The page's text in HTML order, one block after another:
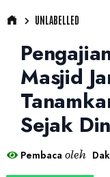
UNLABELLED
Masjid
Sejak
Pembaca oleh